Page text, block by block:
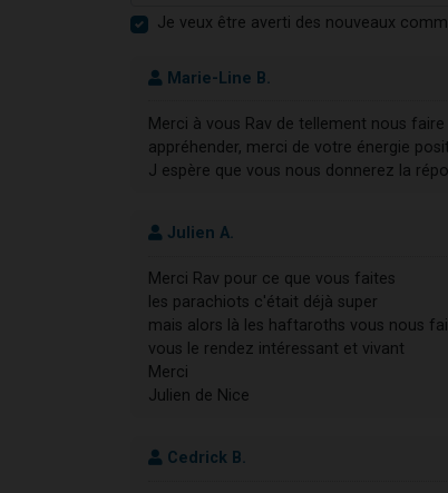
Je veux être averti des nouveaux
Marie-Line B.
Merci à vous Rav de tellement nous
appréhender, merci de votre énergie
J espère que vous nous donnerez la
Julien A.
Merci Rav pour ce que vous faites
les parachiots c'était déjà super
mais alors là les haftaroths vous nous
vous le rendez intéressant et vivant
Merci
Julien de Nice
Cedrick B.